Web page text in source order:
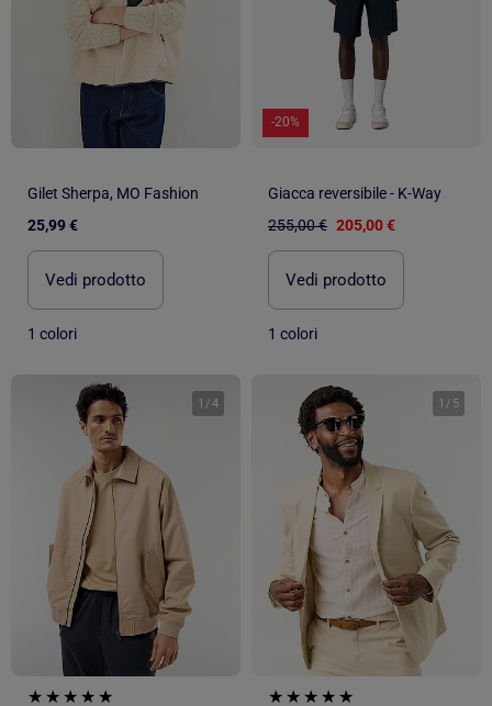
Gilet Sherpa, MO Fashion
25,99 €
Vedi prodotto
1 colori
-20%
Giacca reversibile - K-Way
255,00 € 205,00 €
Vedi prodotto
1 colori
1 /4 1 / 5